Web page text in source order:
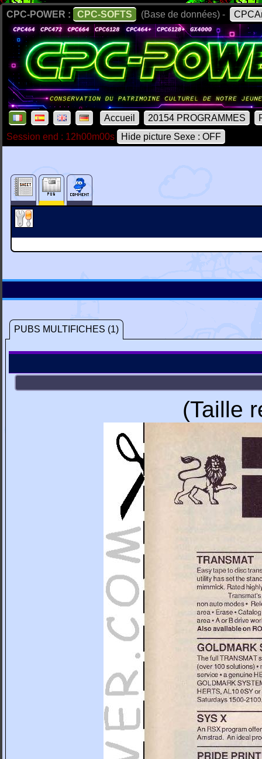
CPC-POWER : CPC-SOFTS (Base de données) -
Accueil 20154 PROGRAMMES
Session end : 12h00m00s
Hide picture Sexe : OFF
PUBS MULTIFICHES (1)
(Taille